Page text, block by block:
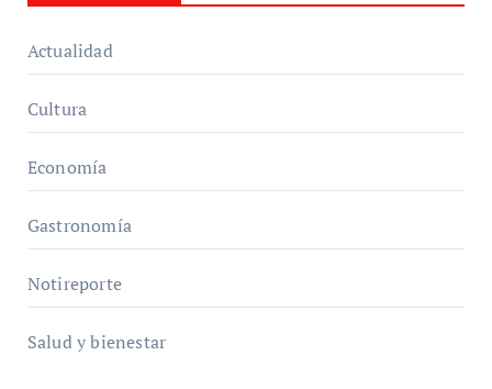
Actualidad
Cultura
Economía
Gastronomía
Notireporte
Salud y bienestar